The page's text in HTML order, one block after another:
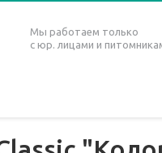
Мы работаем только
с юр. лицами и